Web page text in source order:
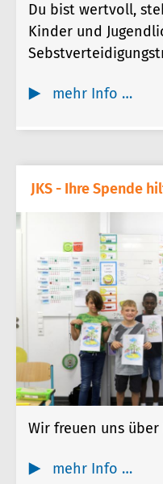
Du bist wertvoll,
Kinder und
mehr Info …
JKS - Ihre Spende
Wir freuen uns
mehr Info …